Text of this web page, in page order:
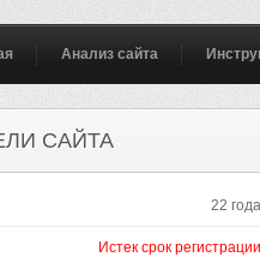
Анализ сайта
САЙТА
22 года
Истек срок регистрации